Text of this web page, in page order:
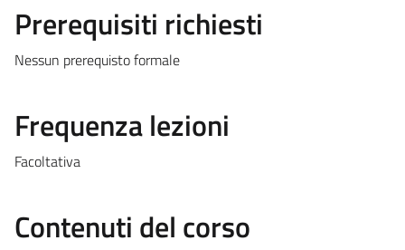
Prerequisiti richiesti
Nessun prerequisto formale
Frequenza lezioni
Facoltativa
Contenuti del corso